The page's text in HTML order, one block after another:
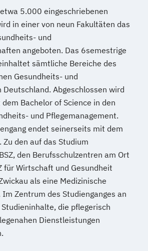
5.000 eingeschriebenen
in einer von neun Fakultäten das
und
angeboten. Das 6semestrige
sämtliche Bereiche des
Gesundheits- und
Deutschland. Abgeschlossen wird
Bachelor of Science in den
und Pflegemanagement.
endet seinerseits mit dem
Zu den auf das Studium
den Berufsschulzentren am Ort
für Wirtschaft und Gesundheit
als eine Medizinische
Im Zentrum des Studienganges an
die pflegerisch
Dienstleistungen